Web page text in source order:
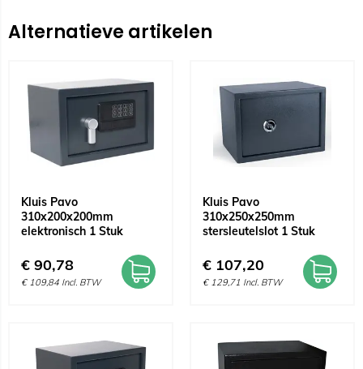
Alternatieve artikelen
Kluis Pavo
310x200x200mm
elektronisch 1 Stuk
€ 90,78
€ 109,84 Incl. BTW
Kluis Pavo
310x250x250mm
stersleutelslot 1 Stuk
€ 107,20
€ 129,71 Incl. BTW